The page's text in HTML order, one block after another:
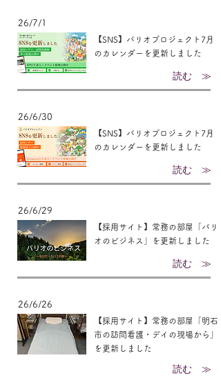
26/7/1
【SNS】バリオプロジェクト7月
のカレンダーを更新しました
読む ≫
26/6/30
【SNS】バリオプロジェクト7月
のカレンダーを更新しました
読む ≫
26/6/29
【採用サイト】常務の部屋「バリ
オのビジネス」を更新しました
読む ≫
26/6/26
【採用サイト】常務の部屋「明石
市の訪問看護・デイの現場から」
を更新しました
読む ≫